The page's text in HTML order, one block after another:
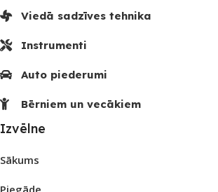
Viedā sadzīves tehnika
Instrumenti
Auto piederumi
Bērniem un vecākiem
Izvēlne
Sākums